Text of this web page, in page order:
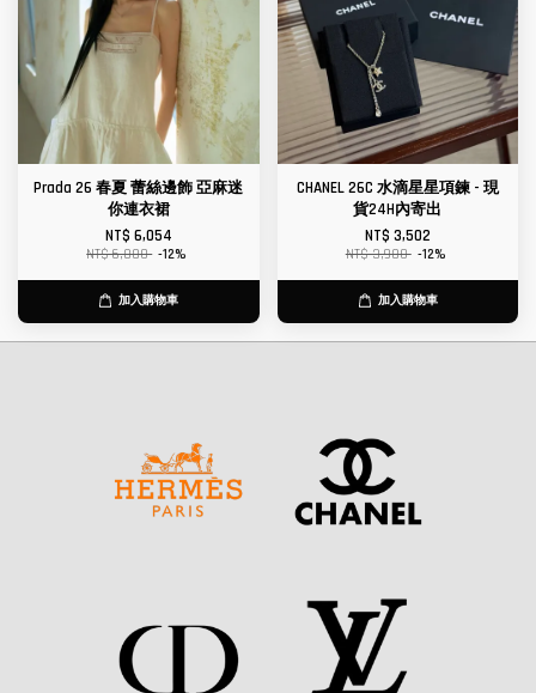
Prada 26 春夏 蕾絲邊飾 亞麻迷
你連衣裙
NT$ 6,054
NT$ 6,880 -12%
加入購物車
CHANEL 26C 水滴星星項鍊 - 現
貨24H內寄出
NT$ 3,502
NT$ 3,980 -12%
加入購物車